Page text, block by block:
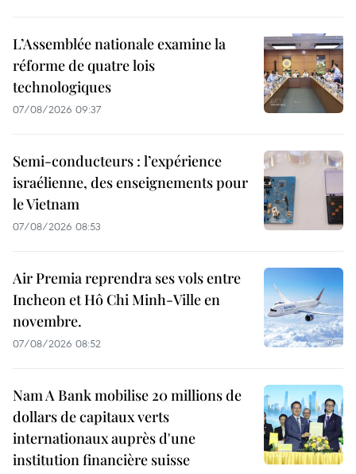
L’Assemblée nationale examine la
réforme de quatre lois
technologiques
07/08/2026 09:37
Semi-conducteurs : l’expérience
israélienne, des enseignements pour
le Vietnam
07/08/2026 08:53
Air Premia reprendra ses vols entre
Incheon et Hô Chi Minh-Ville en
novembre.
07/08/2026 08:52
Nam A Bank mobilise 20 millions de
dollars de capitaux verts
internationaux auprès d'une
institution financière suisse